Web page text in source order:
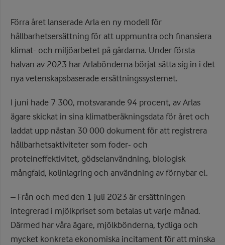
Förra året lanserade Arla en ny modell för
hållbarhetsersättning för att uppmuntra och finansiera
klimat- och miljöarbetet på gårdarna. Under första
halvan av 2023 har Arlabönderna börjat sätta sig in i det
nya vetenskapsbaserade ersättningssystemet.
I juni hade 7 300, motsvarande 94 procent, av Arlas
ägare skickat in sina klimatberäkningsdata för året och
laddat upp nästan 30 000 dokument för att registrera
hållbarhetsaktiviteter som foder- och
proteineffektivitet, gödselanvändning, biologisk
mångfald, kolinlagring och användning av förnybar el.
– Från och med den 1 juli 2023 är ersättningen
integrerad i mjölkpriset som betalas ut varje månad.
Därmed har våra ägare, mjölkbönderna, tydliga och
mycket konkreta ekonomiska incitament för att minska